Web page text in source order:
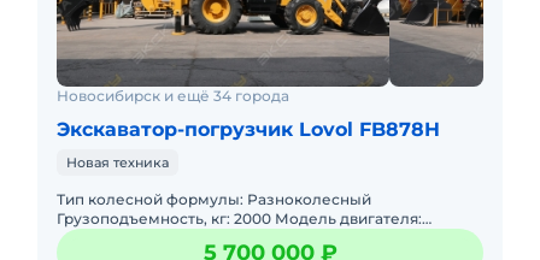
Новосибирск и ещё 34 города
Экскаватор-погрузчик Lovol FB878H
Новая техника
Тип колесной формулы: Разноколесный
Грузоподъемность, кг: 2000 Модель двигателя:
WEICHAI WP4.1 Габариты (ШxДxВ), мм:
5 700 000 ₽